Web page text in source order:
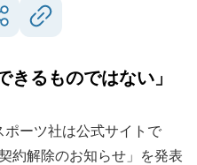
るものではない」
ーツ社は公式サイトで
約解除のお知らせ」を発表